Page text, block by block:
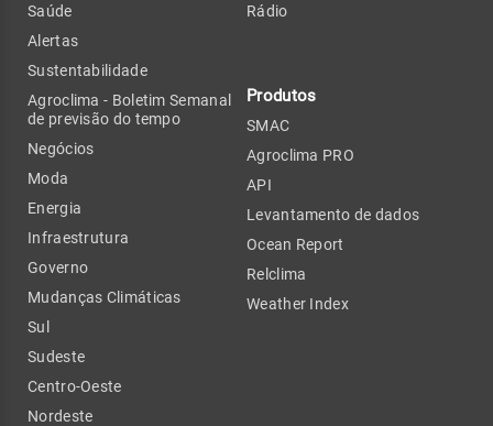
Saúde
Alertas
Sustentabilidade
Agroclima - Boletim Semanal
de previsão do tempo
Negócios
Moda
Energia
Infraestrutura
Governo
Mudanças Climáticas
Sul
Sudeste
Centro-Oeste
Nordeste
Rádio
Produtos
SMAC
Agroclima PRO
API
Levantamento de dados
Ocean Report
Relclima
Weather Index